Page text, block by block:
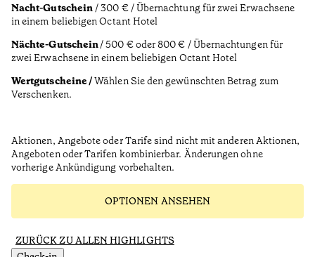
Nacht-Gutschein/ 300 € / Übernachtung für zwei Erwachsene
in einem beliebigen Octant Hotel
Nächte-Gutschein/ 500 € oder 800 € / Übernachtungen für
zwei Erwachsene in einem beliebigen Octant Hotel
Wertgutscheine /Wählen Sie den gewünschten Betrag zum
Verschenken.
Aktionen, Angebote oder Tarife sind nicht mit anderen Aktionen,
Angeboten oder Tarifen kombinierbar. Änderungen ohne
vorherige Ankündigung vorbehalten.
OPTIONEN ANSEHEN
ZURÜCK ZU ALLEN HIGHLIGHTS